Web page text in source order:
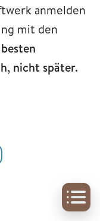
anmelden
mit den
nicht später.